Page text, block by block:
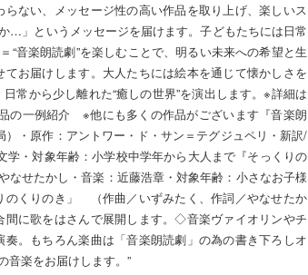
ない、メッセージ性の高い作品を取り上げ、楽しいス
…」というメッセージを届けます。子どもたちには日常
“音楽朗読劇”を楽しむことで、明るい未来への希望と生
お届けします。大人たちには絵本を通じて懐かしさを
常から少し離れた“癒しの世界”を演出します。※詳細は
の一例紹介 ※他にも多くの作品がございます『音楽朗
・原作：アントワー・ド・サン＝テグジュペリ・新訳/
・対象年齢：小学校中学年から大人まで『そっくりの
なせたかし・音楽：近藤浩章・対象年齢：小さなお子様
のくりのき」 （作曲／いずみたく、作詞／やなせたか
に歌をはさんで展開します。◇音楽ヴァイオリンやチ
。もちろん楽曲は「音楽朗読劇」の為の書き下ろしオ
音楽をお届けします。”